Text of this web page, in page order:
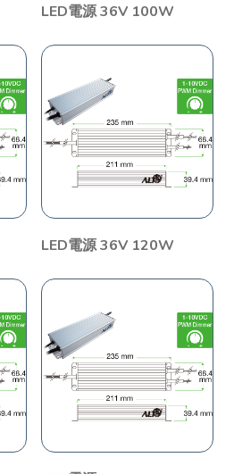
LED電源 36V 100W
LED電源 36V 120W